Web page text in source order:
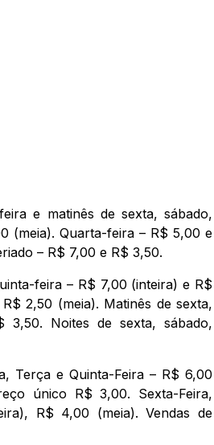
e matinês de sexta, sábado,
(meia). Quarta-feira – R$ 5,00 e
– R$ 7,00 e R$ 3,50.
feira – R$ 7,00 (inteira) e R$
2,50 (meia). Matinês de sexta,
Noites de sexta, sábado,
Terça e Quinta-Feira – R$ 6,00
único R$ 3,00. Sexta-Feira,
R$ 4,00 (meia). Vendas de